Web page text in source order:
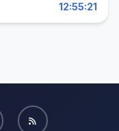
12:55:21